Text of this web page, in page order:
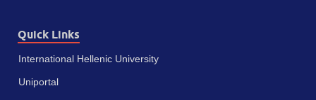
Quick Links
International Hellenic University
Uniportal